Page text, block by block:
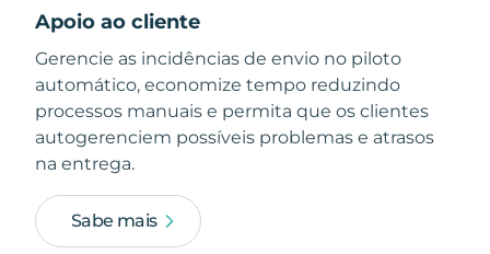
Apoio ao cliente
Gerencie as incidências de envio no piloto
automático, economize tempo reduzindo
processos manuais e permita que os clientes
autogerenciem possíveis problemas e atrasos
na entrega.
Sabe mais